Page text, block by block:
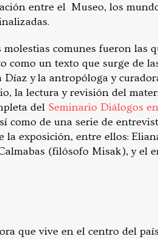
entre el Museo, los
comunes fueron las
como un texto que surge de
y la antropóloga y
la lectura y revisión del
del Seminario Diálogos
como de una serie de
la exposición, entre ellos:
(filósofo Misak), y el
que vive en el centro del